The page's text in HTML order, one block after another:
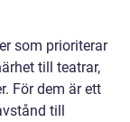
som prioriterar
till teatrar,
För dem är ett
till